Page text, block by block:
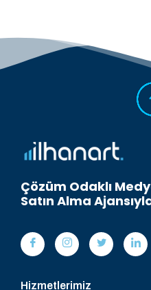
Çözüm Odaklı
Satın Alma
Hizmetlerimiz